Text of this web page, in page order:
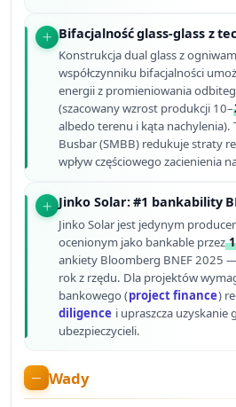
Bifacjalność glass-glass z
Konstrukcja dual glass z
współczynniku bifacjalności
energii z promieniowania
(szacowany wzrost produkcji 10–
albedo terenu i kąta nachylenia).
Busbar (SMBB) redukuje straty
wpływ częściowego zacienienia
Jinko Solar: #1 bankability
Jinko Solar jest jedynym
ocenionym jako bankable przez
ankiety Bloomberg BNEF 2025
rok z rzędu. Dla projektów
bankowego (project finance)
diligence i upraszcza uzyskanie
ubezpieczycieli.
Wady